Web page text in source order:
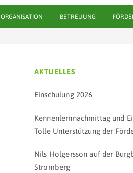
ORGANISATION BETREUUNG
AKTUELLES
Einschulung 2026
Kennenlernnachmittag und
Tolle Unterstützung der
Nils Holgersson auf der
Stromberg